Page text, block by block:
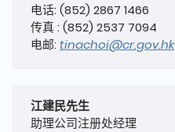
电话: (852) 2867 1466
传真 : (852) 2537 7094
电邮: tinachoi@cr.gov.hk
江建民先生
助理公司注册处经理